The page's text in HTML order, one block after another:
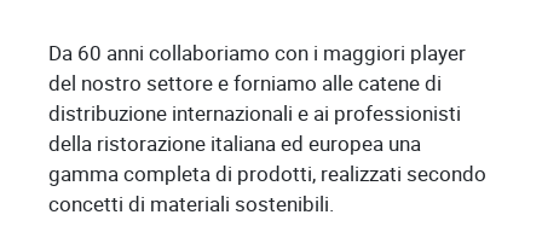
Da 60 anni collaboriamo con i maggiori player
del nostro settore e forniamo alle catene di
distribuzione internazionali e ai professionisti
della ristorazione italiana ed europea una
gamma completa di prodotti, realizzati secondo
concetti di materiali sostenibili.